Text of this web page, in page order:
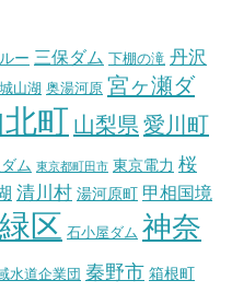
ー 三保ダム 下棚の滝 丹沢
城山湖 奥湯河原 宮ヶ瀬ダ
町 山梨県 愛川町
ム 東京都町田市 東京電力 桜
清川村 湯河原町 甲相国境
区 石小屋ダム 神奈
水道企業団 秦野市 箱根町